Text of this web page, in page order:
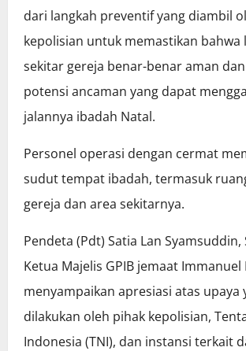
dari langkah preventif yang diambil
kepolisian untuk memastikan bahwa
sekitar gereja benar-benar aman
potensi ancaman yang dapat
jalannya ibadah Natal.
Personel operasi dengan cermat
sudut tempat ibadah, termasuk
gereja dan area sekitarnya.
Pendeta (Pdt) Satia Lan Syamsuddin,
Ketua Majelis GPIB jemaat Immanuel
menyampaikan apresiasi atas upaya
dilakukan oleh pihak kepolisian,
Indonesia (TNI), dan instansi terkait